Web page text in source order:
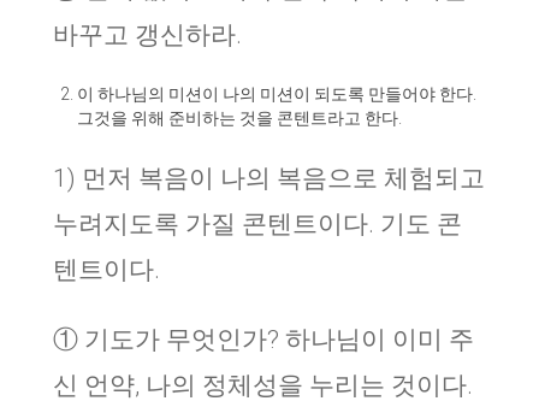
바꾸고 갱신하라.
이 하나님의 미션이 나의 미션이 되도록 만들어야 한다.
그것을 위해 준비하는 것을 콘텐트라고 한다.
1) 먼저 복음이 나의 복음으로 체험되고
누려지도록 가질 콘텐트이다. 기도 콘
텐트이다.
① 기도가 무엇인가? 하나님이 이미 주
신 언약, 나의 정체성을 누리는 것이다.